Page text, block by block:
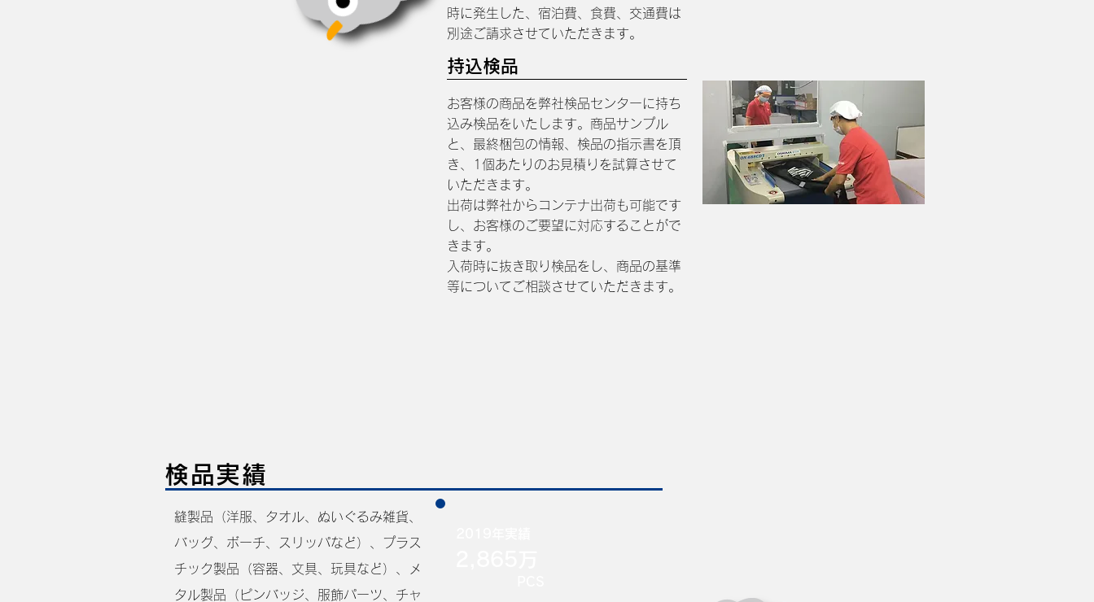
時に発生した、宿泊費、食費、交通費は
別途ご請求させていただきます。
持込検品
お客様の商品を弊社検品センターに持ち
込み検品をいたします。商品サンプル
と、最終梱包の情報、検品の指示書を頂
き、1個あたりのお見積りを試算させて
いただきます。
出荷は弊社からコンテナ出荷も可能です
し、お客様のご要望に対応することがで
きます。
入荷時に抜き取り検品をし、商品の基準
等についてご相談させていただきます。
検品実績
縫製品（洋服、タオル、ぬいぐるみ雑貨、
バッグ、ボーチ、スリッパなど）、プラス
チック製品（容器、文具、玩具など）、メ
タル製品（ピンバッジ、服飾パーツ、チャ